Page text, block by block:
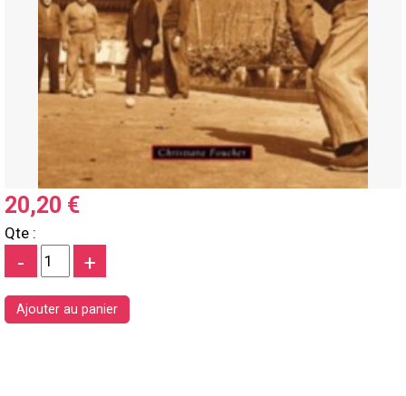
20,20 €
Qte :
- +